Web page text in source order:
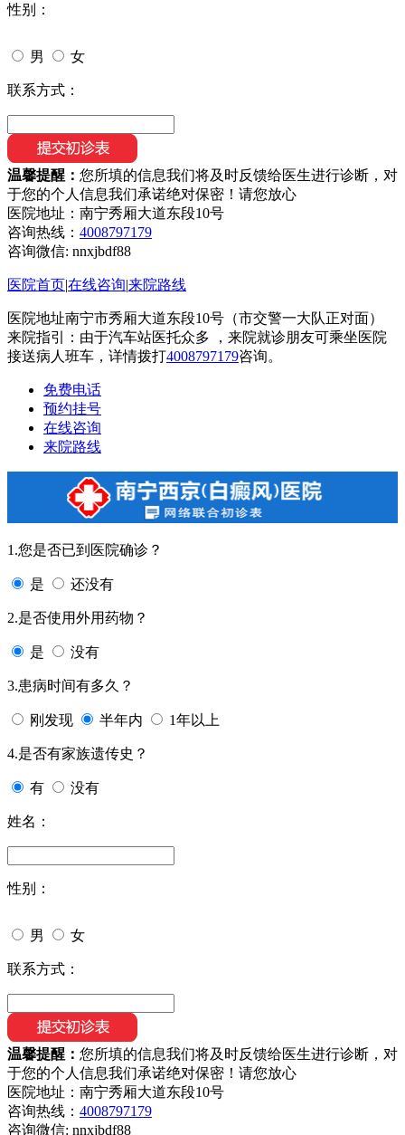
性别：
男 女
联系方式：
温馨提醒： 您所填的信息我们将及时反馈给医生进行诊断，对
于您的个人信息我们承诺绝对保密！请您放心
医院地址：南宁秀厢大道东段10号
咨询热线： 4008797179
咨询微信: nnxjbdf88
医院首页|在线咨询|来院路线
医院地址南宁市秀厢大道东段10号（市交警一大队正对面）
来院指引：由于汽车站医托众多 ，来院就诊朋友可乘坐医院
接送病人班车，详情拨打4008797179咨询。
免费电话
预约挂号
在线咨询
来院路线
1.您是否已到医院确诊？
是 还没有
2.是否使用外用药物？
是 没有
3.患病时间有多久？
刚发现 半年内 1年以上
4.是否有家族遗传史？
有 没有
姓名：
性别：
男 女
联系方式：
温馨提醒： 您所填的信息我们将及时反馈给医生进行诊断，对
于您的个人信息我们承诺绝对保密！请您放心
医院地址：南宁秀厢大道东段10号
咨询热线： 4008797179
咨询微信: nnxjbdf88